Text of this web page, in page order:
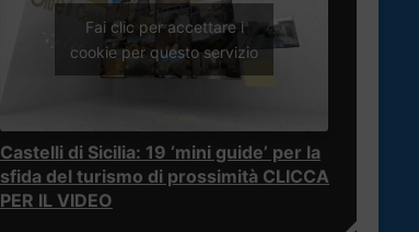
Fai clic per accettare i
cookie per questo servizio
Castelli di Sicilia: 19 ‘mini guide’ per la
sfida del turismo di prossimità CLICCA
PER IL VIDEO